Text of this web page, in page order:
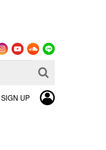
SIGN UP